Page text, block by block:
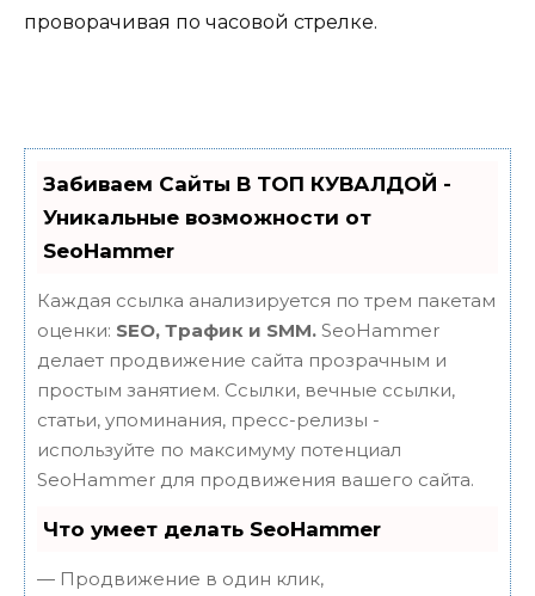
проворачивая по часовой стрелке.
Забиваем Сайты В ТОП КУВАЛДОЙ -
Уникальные возможности от
SeoHammer
Каждая ссылка анализируется по трем пакетам
оценки: SEO, Трафик и SMM. SeoHammer
делает продвижение сайта прозрачным и
простым занятием. Ссылки, вечные ссылки,
статьи, упоминания, пресс-релизы -
используйте по максимуму потенциал
SeoHammer для продвижения вашего сайта.
Что умеет делать SeoHammer
— Продвижение в один клик,